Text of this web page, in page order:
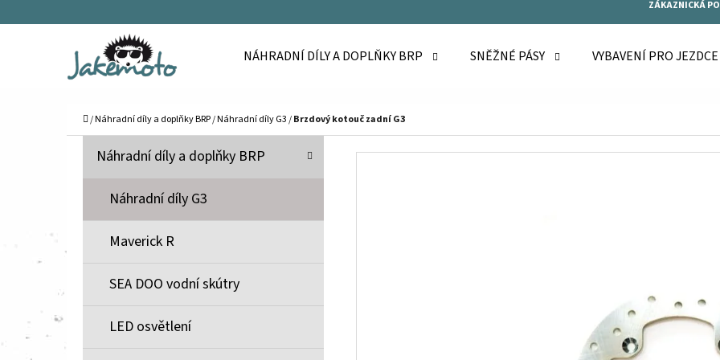
ZÁKAZNICKÁ
NÁHRADNÍ DÍLY A DOPLŇKY BRP SNĚŽNÉ PÁSY VYBAVENÍ PRO JEZDCE
Domů
/Náhradní díly a doplňky BRP/Náhradní díly G3/Brzdový kotouč zadní G3
R
Přeskočit
K
G
Náhradní díly a doplňky BRP
Náhradní díly G3
Maverick R
SEA DOO vodní skútry
LED osvětlení
obchodu
obchodu